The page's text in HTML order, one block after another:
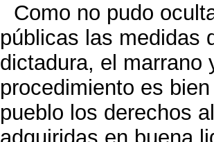
Como no pudo
públicas las medidas
dictadura, el marrano
procedimiento es
pueblo los derechos